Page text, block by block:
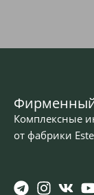
Фирменный
Комплексные
от фабрики